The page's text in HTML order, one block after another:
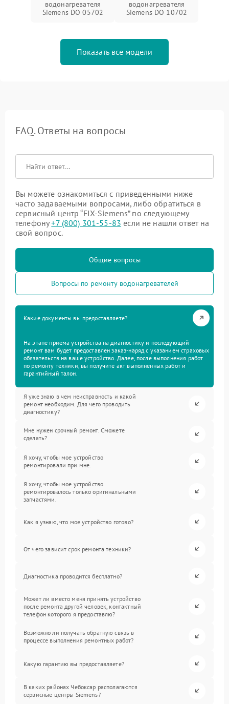
водонагревателя
Siemens DO 05702
водонагревателя
Siemens DO 10702
Показать все модели
FAQ. Ответы на вопросы
Вы можете ознакомиться с приведенными ниже
часто задаваемыми вопросами, либо обратиться в
сервисный центр “FIX-Siemens” по следующему
телефону+7 (800) 301-55-83 если не нашли ответ на
свой вопрос.
Общие вопросы
Вопросы по ремонту водонагревателей
Какие документы вы предоставляете?
На этапе приема устройства на диагностику и последующий
ремонт вам будет предоставлен заказ-наряд с указанием страховых
обязательств на ваше устройство. Далее, после выполнения работ
по ремонту техники, вы получите акт выполненных работ и
гарантийный талон.
Я уже знаю в чем неисправность и какой
ремонт необходим. Для чего проводить
диагностику?
Мне нужен срочный ремонт. Сможете
сделать?
Я хочу, чтобы мое устройство
ремонтировали при мне.
Я хочу, чтобы мое устройство
ремонтировалось только оригинальными
запчастями.
Как я узнаю, что мое устройство готово?
От чего зависит срок ремонта техники?
Диагностика проводится бесплатно?
Может ли вместо меня принять устройство
после ремонта другой человек, контактный
телефон которого я предоставлю?
Возможно ли получать обратную связь в
процессе выполнения ремонтных работ?
Какую гарантию вы предоставляете?
В каких районах Чебоксар располагаются
сервисные центры Siemens?